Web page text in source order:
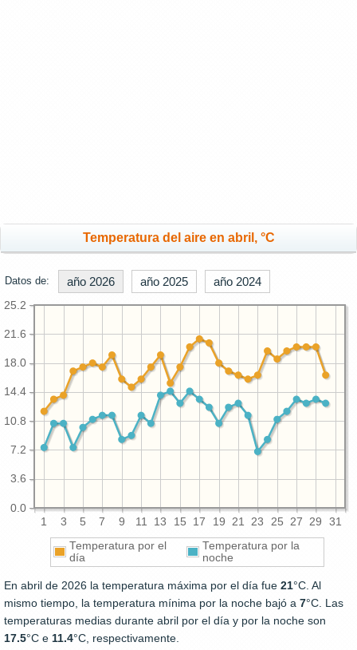
Temperatura del aire en abril, °C
Datos de: año 2026 año 2025 año 2024
1 3 5 7 9 11 13 15 17 19 21 23 25 27 29 31
0.0
3.6
7.2
10.8
14.4
18.0
21.6
25.2
Temperatura por el
día
Temperatura por la
noche
En abril de 2026 la temperatura máxima por el día fue 21°C. Al
mismo tiempo, la temperatura mínima por la noche bajó a 7°C. Las
temperaturas medias durante abril por el día y por la noche son
17.5°C e 11.4°C, respectivamente.